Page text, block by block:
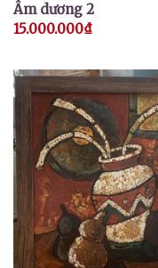
Âm dương 2
15.000.000₫